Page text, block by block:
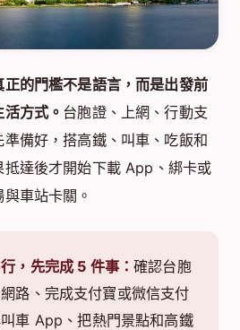
的門檻不是語言，而是出發前
方式。 台胞證、上網、行動支
備好，搭高鐵、叫車、吃飯和
抵達後才開始下載 App、綁卡或
車站卡關。
，先完成 5 件事：確認台胞
路、完成支付寶或微信支付
車 App、把熱門景點和高鐵